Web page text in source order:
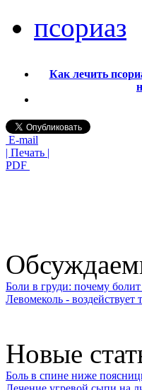
псориаз
Как лечить
E-mail
| Печать |
PDF
Боли в груди: почему
Левомеколь - воздействует
Новые
Боль в спине ниже